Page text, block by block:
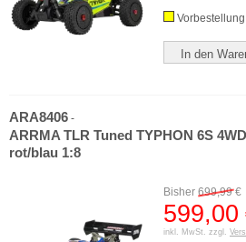
Vorbestellung
In den
ARA8406 -
ARRMA TLR Tuned TYPHON 6S
rot/blau 1:8
Bisher 699,99€
599,00
inkl. MwSt. zzgl.